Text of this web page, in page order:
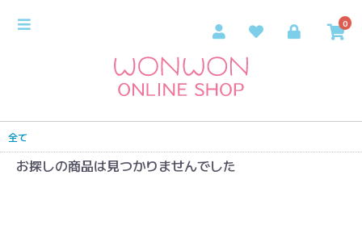
0
全て
お探しの商品は見つかりませんでした